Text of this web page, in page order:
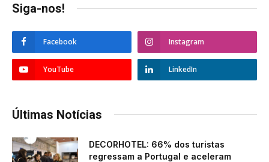
Siga-nos!
Facebook Instagram
YouTube LinkedIn
Últimas Notícias
DECORHOTEL: 66% dos turistas
regressam a Portugal e aceleram